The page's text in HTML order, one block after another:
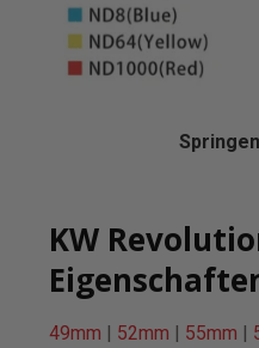
KW
49mm 52mm 55mm